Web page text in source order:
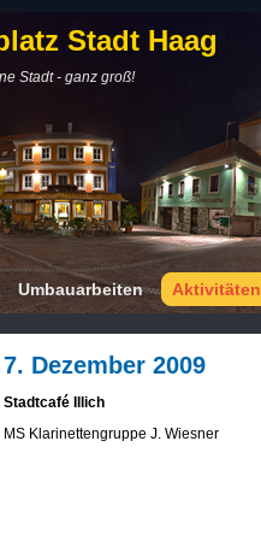
Stadt Haag
Stadt - ganz groß!
Umbauarbeiten Aktivitäten
7. Dezember 2009
Stadtcafé Illich
MS Klarinettengruppe J. Wiesner